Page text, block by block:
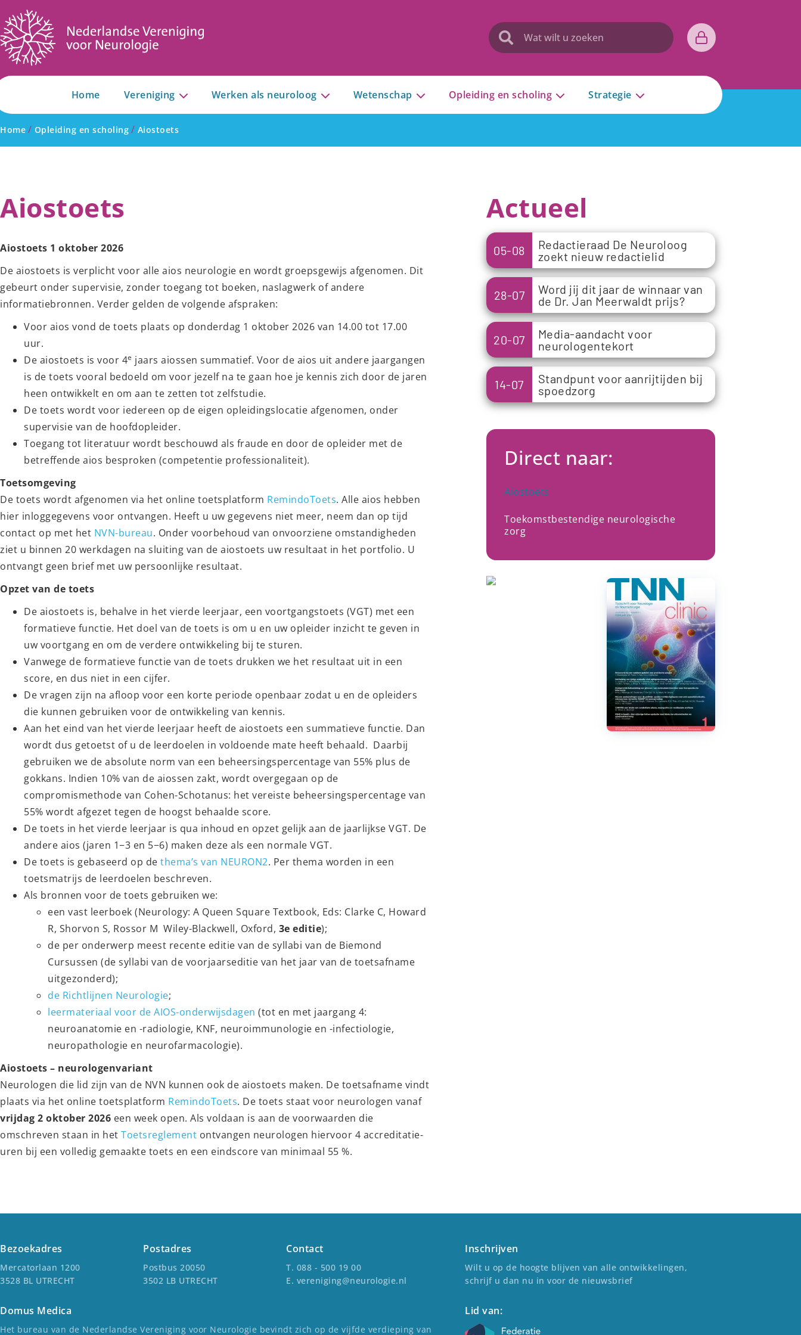
Home Vereniging Werken als neuroloog Wetenschap Opleiding en scholing Strategie
Home / Opleiding en scholing / Aiostoets
Aiostoets
Aiostoets 1 oktober 2026
De aiostoets is verplicht voor alle aios neurologie en wordt groepsgewijs afgenomen. Dit
gebeurt onder supervisie, zonder toegang tot boeken, naslagwerk of andere
informatiebronnen. Verder gelden de volgende afspraken:
Voor aios vond de toets plaats op donderdag 1 oktober 2026 van 14.00 tot 17.00
uur.
De aiostoets is voor 4e jaars aiossen summatief. Voor de aios uit andere jaargangen
is de toets vooral bedoeld om voor jezelf na te gaan hoe je kennis zich door de jaren
heen ontwikkelt en om aan te zetten tot zelfstudie.
De toets wordt voor iedereen op de eigen opleidingslocatie afgenomen, onder
supervisie van de hoofdopleider.
Toegang tot literatuur wordt beschouwd als fraude en door de opleider met de
betreffende aios besproken (competentie professionaliteit).
Toetsomgeving
De toets wordt afgenomen via het online toetsplatform RemindoToets. Alle aios hebben
hier inloggegevens voor ontvangen. Heeft u uw gegevens niet meer, neem dan op tijd
contact op met het NVN-bureau. Onder voorbehoud van onvoorziene omstandigheden
ziet u binnen 20 werkdagen na sluiting van de aiostoets uw resultaat in het portfolio. U
ontvangt geen brief met uw persoonlijke resultaat.
Opzet van de toets
De aiostoets is, behalve in het vierde leerjaar, een voortgangstoets (VGT) met een
formatieve functie. Het doel van de toets is om u en uw opleider inzicht te geven in
uw voortgang en om de verdere ontwikkeling bij te sturen.
Vanwege de formatieve functie van de toets drukken we het resultaat uit in een
score, en dus niet in een cijfer.
De vragen zijn na afloop voor een korte periode openbaar zodat u en de opleiders
die kunnen gebruiken voor de ontwikkeling van kennis.
Aan het eind van het vierde leerjaar heeft de aiostoets een summatieve functie. Dan
wordt dus getoetst of u de leerdoelen in voldoende mate heeft behaald. Daarbij
gebruiken we de absolute norm van een beheersingspercentage van 55% plus de
gokkans. Indien 10% van de aiossen zakt, wordt overgegaan op de
compromismethode van Cohen-Schotanus: het vereiste beheersingspercentage van
55% wordt afgezet tegen de hoogst behaalde score.
De toets in het vierde leerjaar is qua inhoud en opzet gelijk aan de jaarlijkse VGT. De
andere aios (jaren 1−3 en 5−6) maken deze als een normale VGT.
De toets is gebaseerd op de thema’s van NEURON2. Per thema worden in een
toetsmatrijs de leerdoelen beschreven.
Als bronnen voor de toets gebruiken we:
een vast leerboek (Neurology: A Queen Square Textbook, Eds: Clarke C, Howard
R, Shorvon S, Rossor M Wiley-Blackwell, Oxford, 3e editie);
de per onderwerp meest recente editie van de syllabi van de Biemond
Cursussen (de syllabi van de voorjaarseditie van het jaar van de toetsafname
uitgezonderd);
de Richtlijnen Neurologie;
leermateriaal voor de AIOS-onderwijsdagen (tot en met jaargang 4:
neuroanatomie en -radiologie, KNF, neuroimmunologie en -infectiologie,
neuropathologie en neurofarmacologie).
Aiostoets – neurologenvariant
Neurologen die lid zijn van de NVN kunnen ook de aiostoets maken. De toetsafname vindt
plaats via het online toetsplatform RemindoToets. De toets staat voor neurologen vanaf
vrijdag 2 oktober 2026 een week open. Als voldaan is aan de voorwaarden die
omschreven staan in het Toetsreglement ontvangen neurologen hiervoor 4 accreditatie-
uren bij een volledig gemaakte toets en een eindscore van minimaal 55 %.
Actueel
05-08
Redactieraad De Neuroloog
zoekt nieuw redactielid
28-07
Word jij dit jaar de winnaar van
de Dr. Jan Meerwaldt prijs?
20-07
Media-aandacht voor
neurologentekort
14-07
Standpunt voor aanrijtijden bij
spoedzorg
Direct naar:
Aiostoets
Toekomstbestendige neurologische
zorg
Bezoekadres
Mercatorlaan 1200
3528 BL UTRECHT
Postadres
Postbus 20050
3502 LB UTRECHT
Contact
T. 088 - 500 19 00
E. vereniging@neurologie.nl
Inschrijven
Wilt u op de hoogte blijven van alle ontwikkelingen,
schrijf u dan nu in voor de nieuwsbrief
Domus Medica
Het bureau van de Nederlandse Vereniging voor Neurologie bevindt zich op de vijfde verdieping van
Lid van: